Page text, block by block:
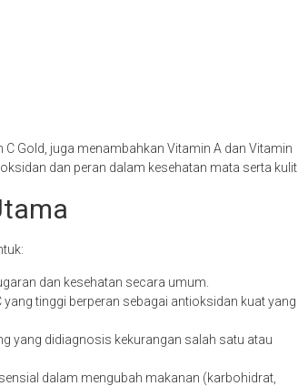
C Gold, juga menambahkan Vitamin A dan Vitamin
dan peran dalam kesehatan mata serta kulit.
dan kesehatan secara umum.
yang tinggi berperan sebagai antioksidan kuat yang
yang didiagnosis kekurangan salah satu atau
dalam mengubah makanan (karbohidrat,